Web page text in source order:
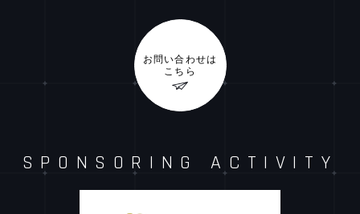
お問い合わせは
こちら
SPONSORINGACTIVITY